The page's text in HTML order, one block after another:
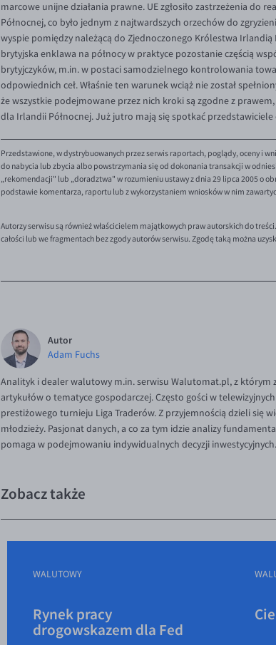
marcowe unijne działania prawne. UE zgłosiło zastrzeżenia
Północnej, co było jednym z najtwardszych orzechów do
wyspie pomiędzy należącą do Zjednoczonego Królestwa
brytyjska enklawa na północy w praktyce pozostanie częścią
brytyjczyków, m.in. w postaci samodzielnego kontrolowania
odpowiednich ceł. Właśnie ten warunek wciąż nie został
że wszystkie podejmowane przez nich kroki są zgodne z
dla Irlandii Północnej. Już jutro mają się spotkać
Przedstawione, w dystrybuowanych przez serwis raportach, poglądy, oceny i
do nabycia lub zbycia albo powstrzymania się od dokonania transakcji w
„rekomendacji" lub „doradztwa" w rozumieniu ustawy z dnia 29 lipca 2005 o
podstawie komentarza, raportu lub z wykorzystaniem wniosków w nim
Autorzy serwisu są również właścicielem majątkowych praw autorskich do
całości lub we fragmentach bez zgody autorów serwisu. Zgodę taką można
Autor
Adam Fuchs
Analityk i dealer walutowy m.in. serwisu Walutomat.pl, z
artykułów o tematyce gospodarczej. Często gości w
prestiżowego turnieju Liga Traderów. Z przyjemnością dzieli się
młodzieży. Pasjonat danych, a co za tym idzie analizy
pomaga w podejmowaniu indywidualnych decyzji inwestycyjnych.
Zobacz także
WALUTOWY
Rynek pracy
drogowskazem dla Fed